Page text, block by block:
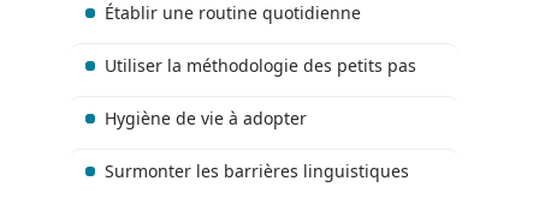
Établir une routine quotidienne
Utiliser la méthodologie des petits pas
Hygiène de vie à adopter
Surmonter les barrières linguistiques